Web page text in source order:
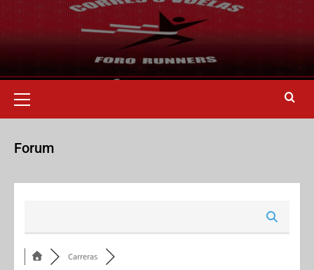
Forum
Carreras